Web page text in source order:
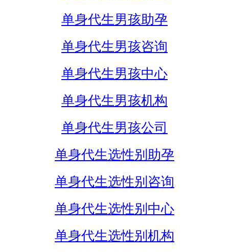
单身代生男孩助孕
单身代生男孩咨询
单身代生男孩中心
单身代生男孩机构
单身代生男孩公司
单身代生选性别助孕
单身代生选性别咨询
单身代生选性别中心
单身代生选性别机构